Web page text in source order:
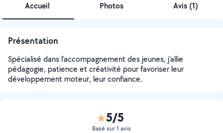
Accueil Photos Avis (1)
Présentation
Spécialisé dans l'accompagnement des jeunes, j'allie
pédagogie, patience et créativité pour favoriser leur
développement moteur, leur confiance.
5/5
Basé sur 1 avis